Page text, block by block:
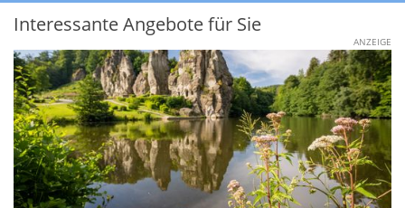
Interessante Angebote für Sie
ANZEIGE